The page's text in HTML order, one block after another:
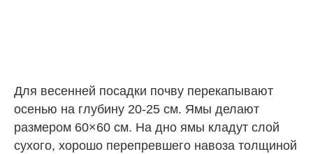
Для весенней посадки почву перекапывают
осенью на глубину 20-25 см. Ямы делают
размером 60×60 см. На дно ямы кладут слой
сухого, хорошо перепревшего навоза толщиной